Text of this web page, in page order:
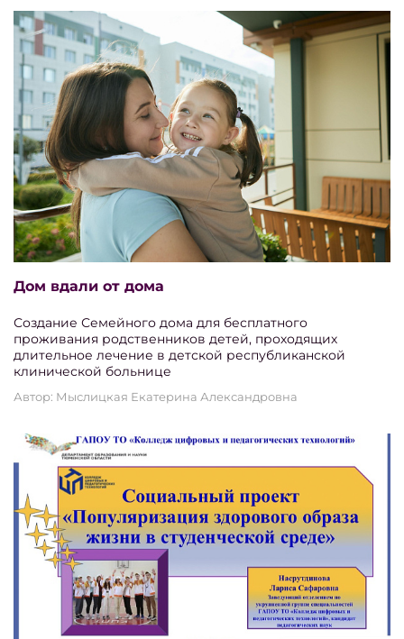
Дом вдали от дома
Создание Семейного дома для бесплатного
проживания родственников детей, проходящих
длительное лечение в детской республиканской
клинической больнице
Автор: Мыслицкая Екатерина Александровна